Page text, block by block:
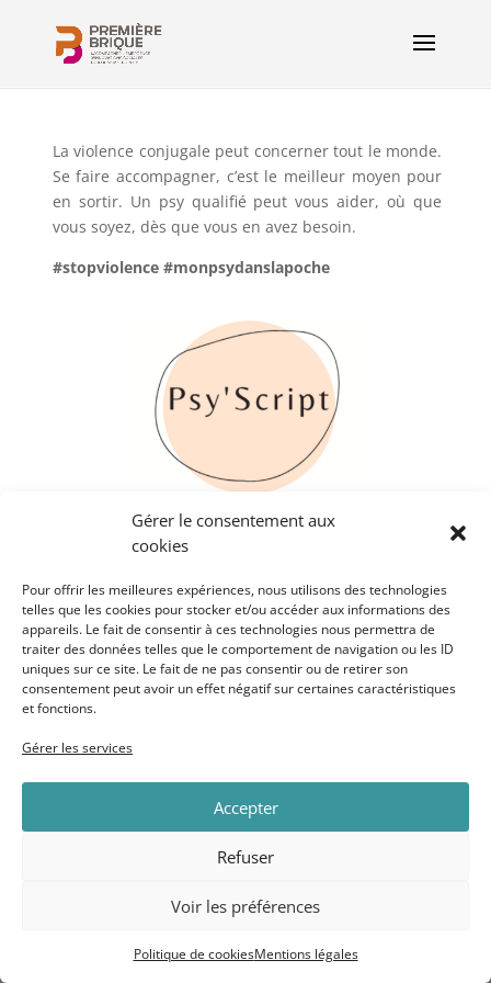
Gérer le consentement aux
cookies
Pour offrir les meilleures expériences, nous utilisons des technologies
telles que les cookies pour stocker et/ou accéder aux informations des
appareils. Le fait de consentir à ces technologies nous permettra de
traiter des données telles que le comportement de navigation ou les ID
uniques sur ce site. Le fait de ne pas consentir ou de retirer son
consentement peut avoir un effet négatif sur certaines caractéristiques
et fonctions.
Gérer les services
Accepter
Refuser
Voir les préférences
Politique de cookiesMentions légales
La violence conjugale peut concerner tout le monde.
Se faire accompagner, c’est le meilleur moyen pour
en sortir. Un psy qualifié peut vous aider, où que
vous soyez, dès que vous en avez besoin.
#stopviolence #monpsydanslapoche
Ce projet est porté par :
Venise Jonnet et Alexia Santese
Retour aux projets